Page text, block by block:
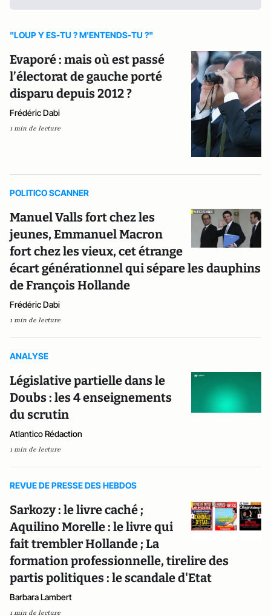
"LOUP Y ES-TU ? M'ENTENDS-TU ?"
Evaporé : mais où est passé
l’électorat de gauche porté
disparu depuis 2012 ?
Frédéric Dabi
1 min de lecture
POLITICO SCANNER
Manuel Valls fort chez les
jeunes, Emmanuel Macron
fort chez les vieux, cet étrange
écart générationnel qui sépare les dauphins
de François Hollande
Frédéric Dabi
1 min de lecture
ANALYSE
Législative partielle dans le
Doubs : les 4 enseignements
du scrutin
Atlantico Rédaction
1 min de lecture
REVUE DE PRESSE DES HEBDOS
Sarkozy : le livre caché ;
Aquilino Morelle : le livre qui
fait trembler Hollande ; La
formation professionnelle, tirelire des
partis politiques : le scandale d'Etat
Barbara Lambert
1 min de lecture